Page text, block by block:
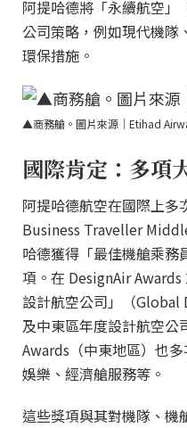
阿提哈德將「永續航空
公司策略，例如現代機隊
環保措施。
▲商務艙。圖片來源｜Etihad
國際肯定：多項
阿提哈德航空在國際上多
Business Traveller
哈德獲得「最佳機艙乘務
項。在 DesignAir
設計航空公司」（
及中東區年度設計航空公
Awards（中東地區）也
娛樂、經濟艙服務等。
這些獎項與其對機隊、機